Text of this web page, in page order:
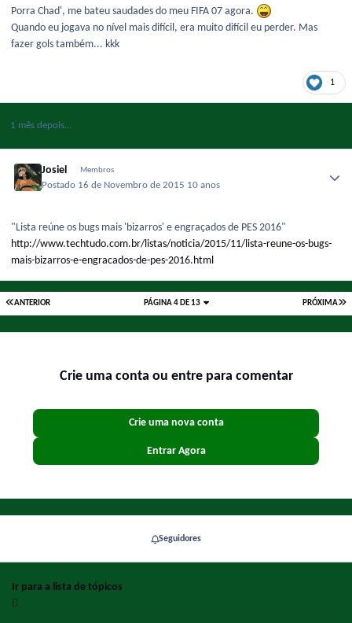
Porra Chad', me bateu saudades do meu FIFA 07 agora.
Quando eu jogava no nível mais difícil, era muito difícil eu perder. Mas
fazer gols também... kkk
1
1 mês depois...
Josiel Membros
Postado 16 de Novembro de 2015 10 anos
"Lista reúne os bugs mais 'bizarros' e engraçados de PES 2016"
http://www.techtudo.com.br/listas/noticia/2015/11/lista-reune-os-bugs-
mais-bizarros-e-engracados-de-pes-2016.html
ANTERIOR PRÓXIMA
PÁGINA 4 DE 13
Crie uma conta ou entre para comentar
Crie uma nova conta
Entrar Agora
Seguidores
Ir para a lista de tópicos